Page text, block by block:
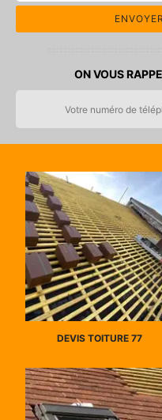
ON VOUS
DEVIS TOITURE 77